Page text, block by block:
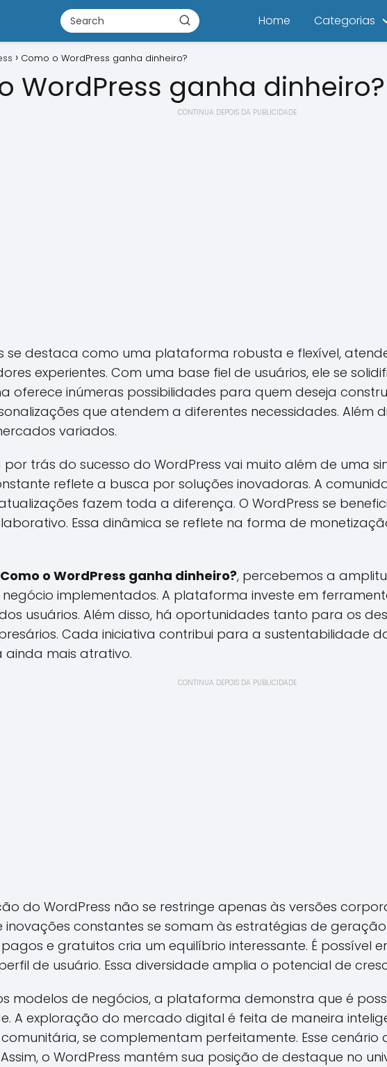
Home Categorias
Como o WordPress ganha dinheiro?
WordPress ganha dinheiro?
CONTINUA DEPOIS DA PUBLICIDADE
se destaca como uma plataforma robusta e flexível,
experientes. Com uma base fiel de usuários, ele se
oferece inúmeras possibilidades para quem deseja
que atendem a diferentes necessidades. Além
variados.
trás do sucesso do WordPress vai muito além de uma
reflete a busca por soluções inovadoras. A
fazem toda a diferença. O WordPress se
Essa dinâmica se reflete na forma de
Como o WordPress ganha dinheiro?, percebemos a
implementados. A plataforma investe em
usuários. Além disso, há oportunidades tanto para os
Cada iniciativa contribui para a sustentabilidade
ainda mais atrativo.
CONTINUA DEPOIS DA PUBLICIDADE
do WordPress não se restringe apenas às versões
inovações constantes se somam às estratégias de
e gratuitos cria um equilíbrio interessante. É possível
de usuário. Essa diversidade amplia o potencial de
modelos de negócios, a plataforma demonstra que é
A exploração do mercado digital é feita de maneira
se complementam perfeitamente. Esse cenário
o WordPress mantém sua posição de destaque no